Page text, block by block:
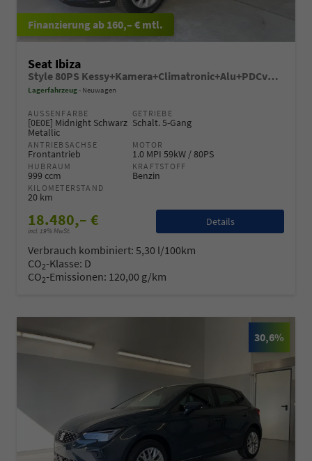
ab 160,– € mtl.
Seat Ibiza
Style 80PS Kessy+Kamera+Climatronic+Alu+PDCvohi+Sitzheiz+App-Connect+DAB
Lagerfahrzeug Neuwagen
AUSSENFARBE
[0E0E] Midnight Schwarz
Metallic
GETRIEBE
Schalt. 5-Gang
ANTRIEBSACHSE
Frontantrieb
MOTOR
1.0 MPI 59kW / 80PS
HUBRAUM
999 ccm
KRAFTSTOFF
Benzin
KILOMETERSTAND
20 km
18.480,– €
incl. 19% MwSt.
Details
Verbrauch kombiniert: 5,30 l/100km
CO2-Klasse: D
CO2-Emissionen: 120,00 g/km
30,6%